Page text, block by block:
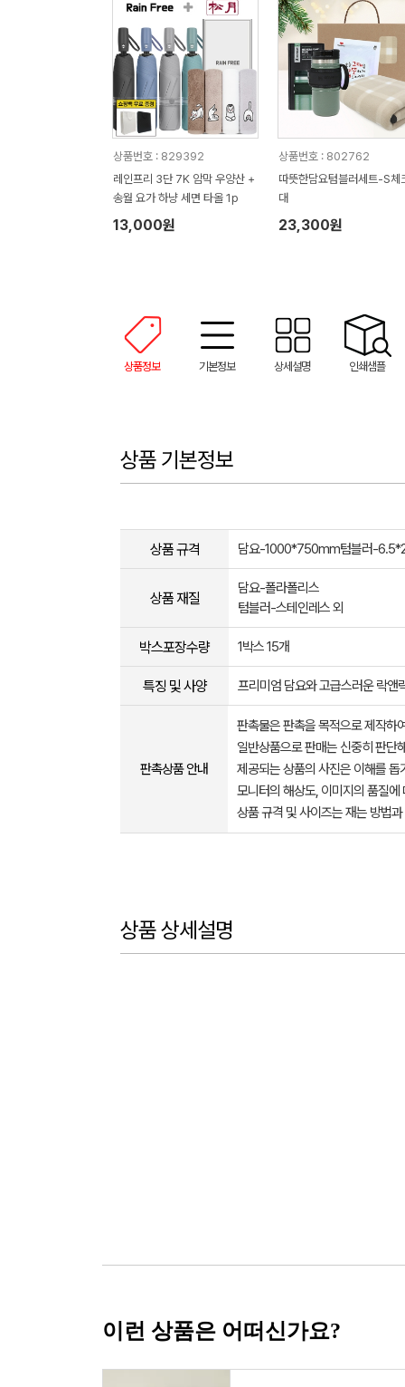
상품번호 : 829392
레인프리 3단 7K 암막 우양산 +
송월 요가 하냥 세면 타올 1p
13,000원
상품번호 : 802762
따뜻한담요텀블러세트-S체
대
23,300원
상품정보 기본정보 상세설명 인쇄샘플
상품 기본정보
상품 규격 담요-1000*750mm텀블러-
상품 재질
담요-폴라폴리스
텀블러-스테인레스 외
박스포장수량 1박스 15개
특징 및 사양 프리미엄 담요와 고급스러운 락앤
판촉상품 안내
판촉물은 판촉을 목적으로 제작하
일반상품으로 판매는 신중히 판단
제공되는 상품의 사진은 이해를
모니터의 해상도, 이미지의 품질
상품 규격 및 사이즈는 재는 방법
상품 상세설명
이런 상품은 어떠신가요?